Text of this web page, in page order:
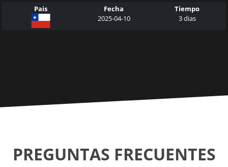
Pais Fecha
Tiempo
2025-04-10
3 dias
PREGUNTAS FRECUENTES